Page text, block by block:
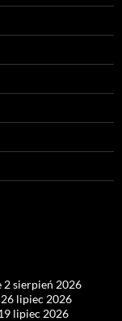
2 sierpień 2026
26 lipiec 2026
lipiec 2026